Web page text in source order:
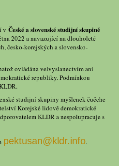
v České a slovenské studijní skupině
2022 a navazující na dlouholeté
česko-korejských a slovensko-
ovládána velvyslanectvím ani
republiky. Podmínkou
studijní skupiny myšlenek čučche
Korejské lidově demokratické
KLDR a nespolupracuje s
pektusan@kldr.info.